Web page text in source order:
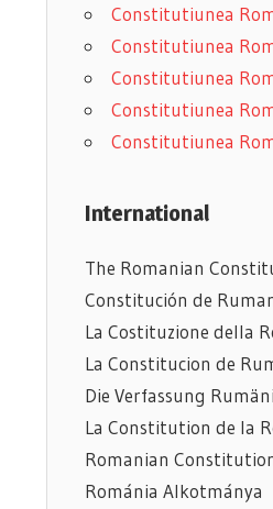
Constitutiunea
Constitutiunea
Constitutiunea
Constitutiunea
Constitutiunea
International
The Romanian
Constitución de
La Costituzione della
La Constitucion de
Die Verfassung
La Constitution de la
Romanian
Románia Alkotmánya